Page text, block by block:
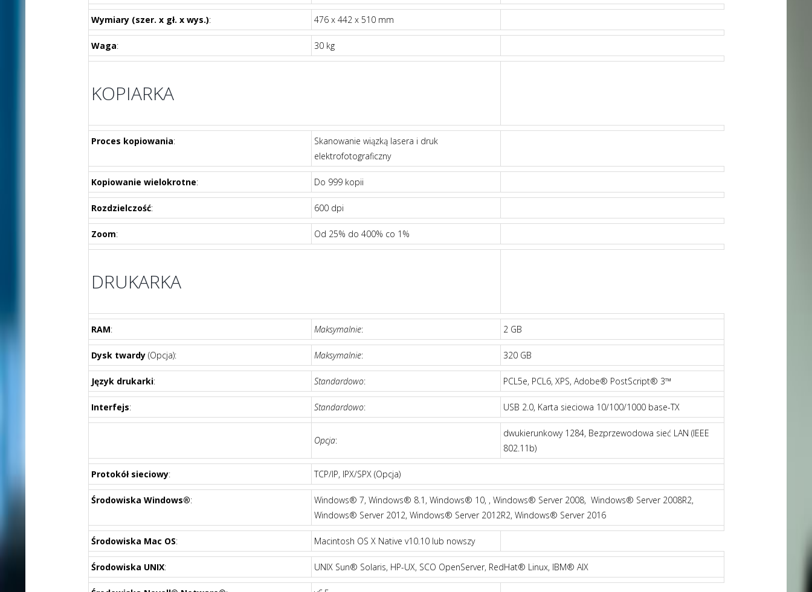
Wymiary (szer. x gł. x wys.): 476 x 442 x 510 mm
Waga: 30 kg
KOPIARKA
Proces kopiowania:
Skanowanie wiązką lasera i druk
elektrofotograficzny
Kopiowanie wielokrotne: Do 999 kopii
Rozdzielczość: 600 dpi
Zoom: Od 25% do 400% co 1%
DRUKARKA
RAM: Maksymalnie: 2 GB
Dysk twardy(Opcja): Maksymalnie: 320 GB
Język drukarki: Standardowo: PCL5e, PCL6, XPS, Adobe® PostScript® 3™
Interfejs: Standardowo: USB 2.0, Karta sieciowa 10/100/1000 base-TX
Opcja:
dwukierunkowy 1284, Bezprzewodowa sieć LAN (IEEE
802.11b)
Protokół sieciowy: TCP/IP, IPX/SPX (Opcja)
Środowiska Windows®:
Windows® 7, Windows® 8.1, Windows® 10, , Windows® Server 2008, Windows® Server 2008R2,
Windows® Server 2012, Windows® Server 2012R2, Windows® Server 2016
Środowiska Mac OS: Macintosh OS X Native v10.10 lub nowszy
Środowiska UNIX: UNIX Sun® Solaris, HP-UX, SCO OpenServer, RedHat® Linux, IBM® AIX